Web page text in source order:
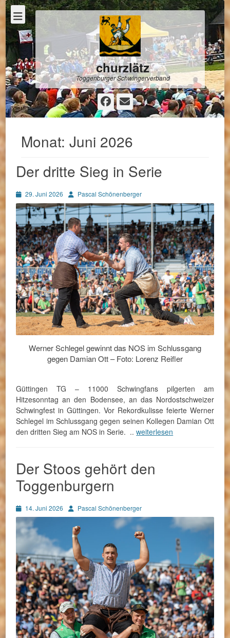
churzlätz
Toggenburger Schwingerverband
Facebook
E-
Mail
Monat:Juni 2026
Der dritte Sieg in Serie
Posted
on
29. Juni 2026 AutorPascal Schönenberger
Werner Schlegel gewinnt das NOS im Schlussgang
gegen Damian Ott – Foto: Lorenz Reifler
Güttingen TG – 11000 Schwingfans pilgerten am
Hitzesonntag an den Bodensee, an das Nordostschweizer
Schwingfest in Güttingen. Vor Rekordkulisse feierte Werner
Schlegel im Schlussgang gegen seinen Kollegen Damian Ott
den dritten Sieg am NOS in Serie. ..weiterlesen
Der Stoos gehört den
Toggenburgern
Posted
on
14. Juni 2026 AutorPascal Schönenberger